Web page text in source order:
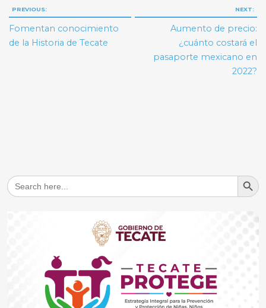
Navegación
de
entradas
PREVIOUS:
Fomentan conocimiento
de la Historia de Tecate
NEXT:
Aumento de precio:
¿cuánto costará el
pasaporte mexicano en
2022?
Search
for:
Search